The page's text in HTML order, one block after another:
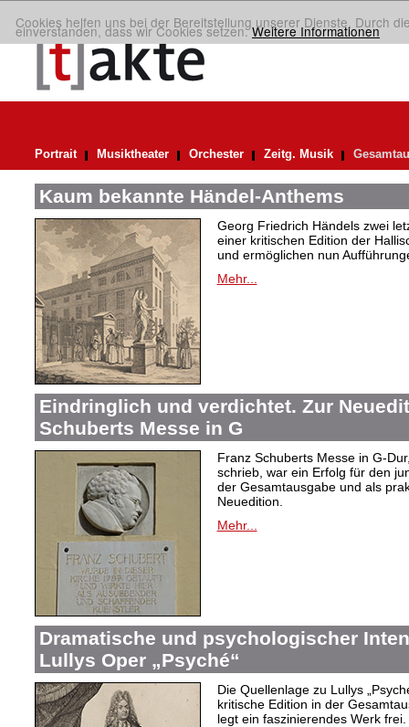
Cookies helfen uns bei der Bereitstellung unserer Dienste. Durch
einverstanden, dass wir Cookies setzen.Weitere Informationen
Portrait Musiktheater Orchester Zeitg. Musik
Kaum bekannte Händel-Anthems
Georg Friedrich Händels zwei
einer kritischen Edition der
und ermöglichen nun
Mehr...
Eindringlich und verdichtet. Zur
Schuberts Messe in G
Franz Schuberts Messe in G-
schrieb, war ein Erfolg für den
der Gesamtausgabe und als
Neuedition.
Mehr...
Dramatische und psychologischer
Lullys Oper „Psyché“
Die Quellenlage zu Lullys
kritische Edition in der
legt ein faszinierendes Werk frei.